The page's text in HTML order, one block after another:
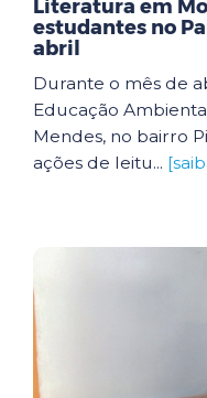
Literatura em
estudantes no
abril
Durante o mês de
Educação
Mendes, no bairro
ações de leitu...